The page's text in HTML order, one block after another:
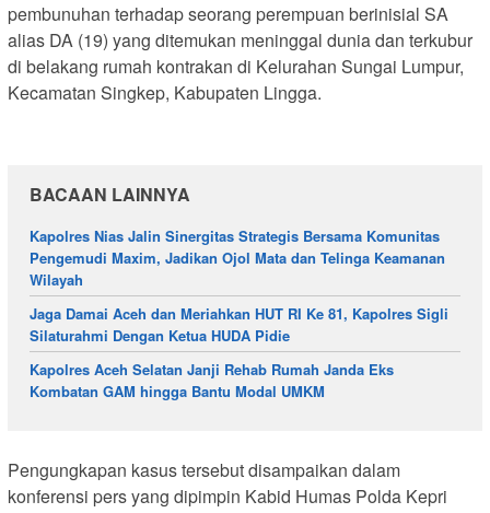
pembunuhan terhadap seorang perempuan berinisial SA
alias DA (19) yang ditemukan meninggal dunia dan terkubur
di belakang rumah kontrakan di Kelurahan Sungai Lumpur,
Kecamatan Singkep, Kabupaten Lingga.
BACAAN LAINNYA
Kapolres Nias Jalin Sinergitas Strategis Bersama Komunitas
Pengemudi Maxim, Jadikan Ojol Mata dan Telinga Keamanan
Wilayah
Jaga Damai Aceh dan Meriahkan HUT RI Ke 81, Kapolres Sigli
Silaturahmi Dengan Ketua HUDA Pidie
Kapolres Aceh Selatan Janji Rehab Rumah Janda Eks
Kombatan GAM hingga Bantu Modal UMKM
Pengungkapan kasus tersebut disampaikan dalam
konferensi pers yang dipimpin Kabid Humas Polda Kepri